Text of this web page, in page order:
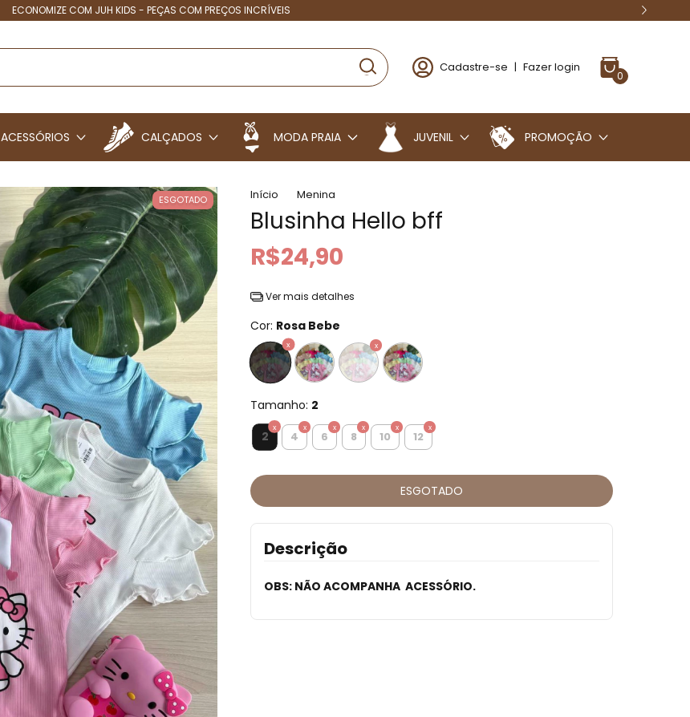
ECONOMIZE COM JUH KIDS - PEÇAS COM PREÇOS INCRÍVEIS
Cadastre-se | Fazer login
0
ACESSÓRIOS CALÇADOS MODA PRAIA JUVENIL PROMOÇÃO
ESGOTADO Início Menina
Blusinha Hello bff
R$24,90
Ver mais detalhes
Cor: Rosa Bebe
Tamanho: 2
2 4 6 8 10 12
Descrição
OBS: NÃO ACOMPANHA ACESSÓRIO.